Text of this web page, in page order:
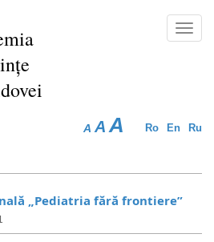
Ro En Ru
A A A
„Pediatria fără frontiere”